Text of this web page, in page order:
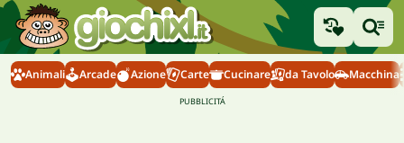
Animali Arcade Azione Carte Cucinare da Tavolo Macchina